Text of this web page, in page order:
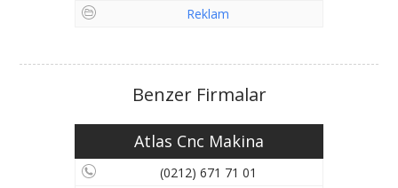
Reklam
Benzer Firmalar
Atlas Cnc Makina
(0212) 671 71 01